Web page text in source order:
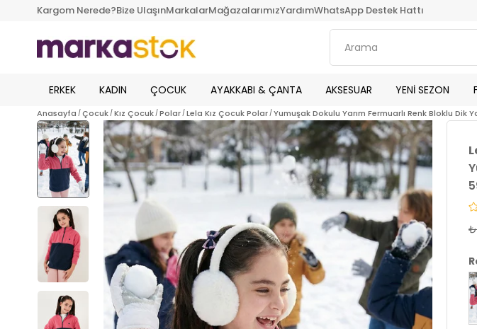
Kargom Nerede?Bize UlaşınMarkalarMağazalarımızYardımWhatsApp Destek Hattı
ERKEK KADIN ÇOCUK AYAKKABI & ÇANTA AKSESUAR YENİ SEZON
Anasayfa Çocuk Kız Çocuk Polar Lela Kız Çocuk Polar Yumuşak Dokulu Yarım Fermuarlı Renk Bloklu Dik